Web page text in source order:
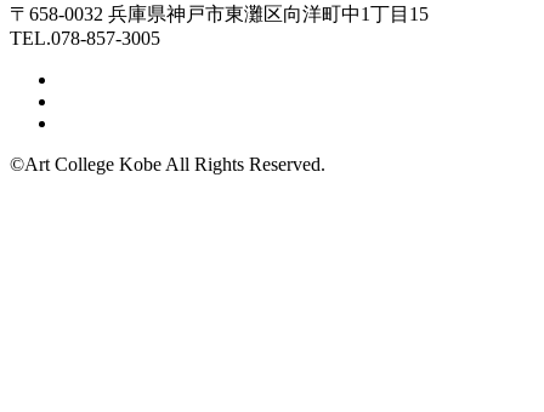
〒658-0032 兵庫県神戸市東灘区向洋町中1丁目15
TEL.078-857-3005
©Art College Kobe All Rights Reserved.